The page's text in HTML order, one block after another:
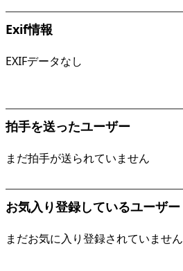
Exif情報
EXIFデータなし
拍手を送ったユーザー
まだ拍手が送られていません
お気入り登録しているユーザー
まだお気に入り登録されていません